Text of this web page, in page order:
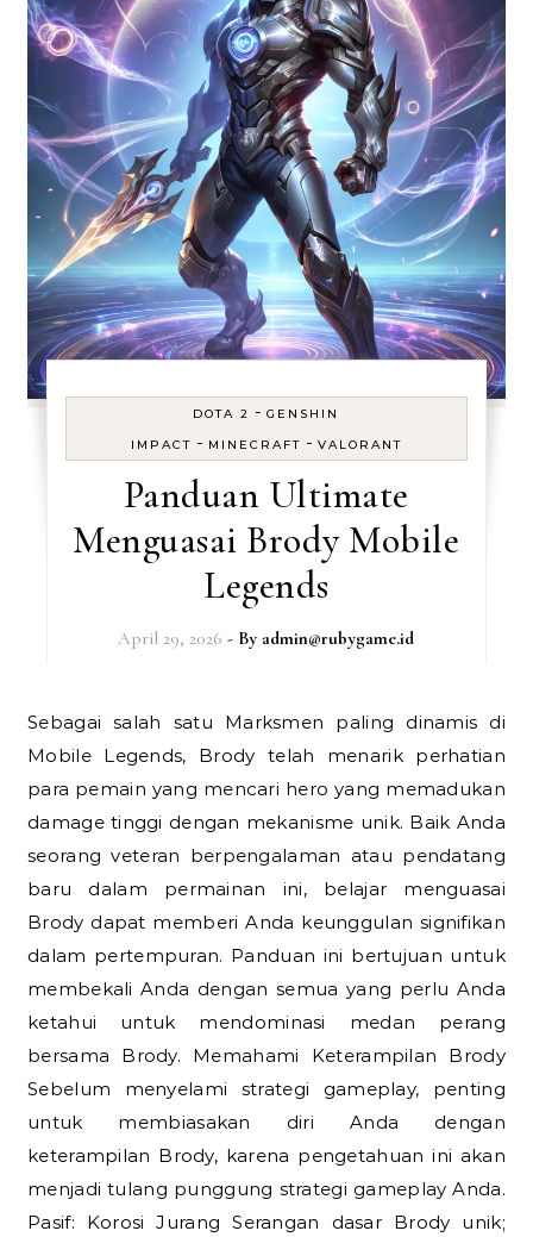
DOTA 2 -GENSHIN
IMPACT - MINECRAFT - VALORANT
Panduan Ultimate
Menguasai Brody Mobile
Legends
April 29, 2026 - By admin@rubygame.id
Sebagai salah satu Marksmen paling dinamis di
Mobile Legends, Brody telah menarik perhatian
para pemain yang mencari hero yang memadukan
damage tinggi dengan mekanisme unik. Baik Anda
seorang veteran berpengalaman atau pendatang
baru dalam permainan ini, belajar menguasai
Brody dapat memberi Anda keunggulan signifikan
dalam pertempuran. Panduan ini bertujuan untuk
membekali Anda dengan semua yang perlu Anda
ketahui untuk mendominasi medan perang
bersama Brody. Memahami Keterampilan Brody
Sebelum menyelami strategi gameplay, penting
untuk membiasakan diri Anda dengan
keterampilan Brody, karena pengetahuan ini akan
menjadi tulang punggung strategi gameplay Anda.
Pasif: Korosi Jurang Serangan dasar Brody unik;